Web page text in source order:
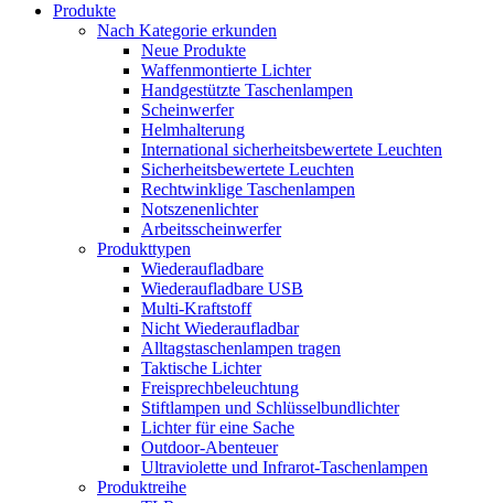
Produkte
Nach Kategorie erkunden
Neue Produkte
Waffenmontierte Lichter
Handgestützte Taschenlampen
Scheinwerfer
Helmhalterung
International sicherheitsbewertete Leuchten
Sicherheitsbewertete Leuchten
Rechtwinklige Taschenlampen
Notszenenlichter
Arbeitsscheinwerfer
Produkttypen
Wiederaufladbare
Wiederaufladbare USB
Multi-Kraftstoff
Nicht Wiederaufladbar
Alltagstaschenlampen tragen
Taktische Lichter
Freisprechbeleuchtung
Stiftlampen und Schlüsselbundlichter
Lichter für eine Sache
Outdoor-Abenteuer
Ultraviolette und Infrarot-Taschenlampen
Produktreihe